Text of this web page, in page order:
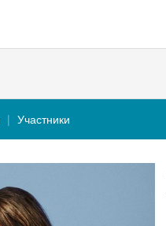
Участники